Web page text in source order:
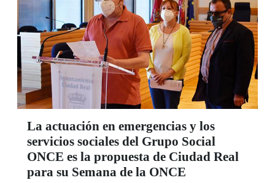
La actuación en emergencias y los
servicios sociales del Grupo Social
ONCE es la propuesta de Ciudad Real
para su Semana de la ONCE